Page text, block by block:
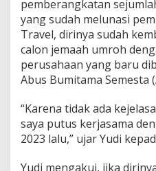
pemberangkatan
yang sudah melunasi
Travel, dirinya sudah
calon jemaah umroh
perusahaan yang baru
Abus Bumitama Semesta
“Karena tidak ada
saya putus kerjasama
2023 lalu,” ujar Yudi
Yudi mengakui, jika